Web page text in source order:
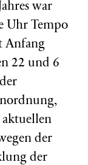
war
Uhr Tempo
Anfang
22 und 6
der
der